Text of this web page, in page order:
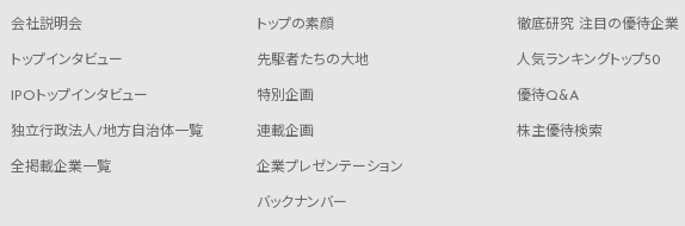
会社説明会
トップインタビュー
IPOトップインタビュー
独立行政法人/地方自治体一覧
全掲載企業一覧
トップの素顔
先駆者たちの大地
特別企画
連載企画
企業プレゼンテーション
バックナンバー
徹底研究 注目の優待企業
人気ランキングトップ50
優待Q&A
株主優待検索